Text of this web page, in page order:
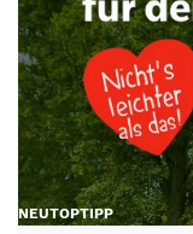
NEUTOPTIPP